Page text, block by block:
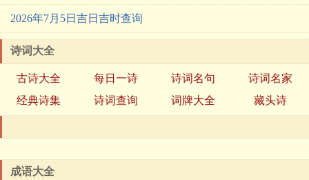
2026年7月5日吉日吉时查询
诗词大全
古诗大全 每日一诗 诗词名句
诗词名家
经典诗集
诗词查询 词牌大全 藏头诗
成语大全